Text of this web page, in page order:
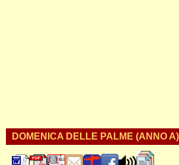
DOMENICA DELLE PALME (ANNO A)